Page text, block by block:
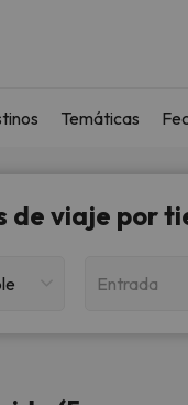
Temáticas
de viaje por
Entrada